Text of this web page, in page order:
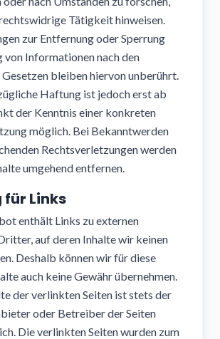
Tätigkeit hinweisen.
zur Entfernung oder Sperrung
von Informationen nach den
bleiben hiervon unberührt.
Haftung ist jedoch erst ab
der Kenntnis einer konkreten
möglich. Bei Bekanntwerden
Rechtsverletzungen werden
umgehend entfernen.
Links
enthält Links zu externen
auf deren Inhalte wir keinen
Deshalb können wir für diese
auch keine Gewähr übernehmen.
der verlinkten Seiten ist stets der
oder Betreiber der Seiten
Die verlinkten Seiten wurden zum